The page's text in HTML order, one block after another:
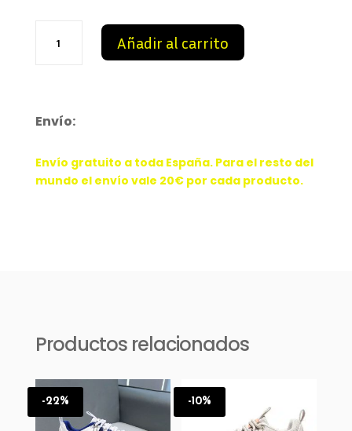
99,99 €.89,99 €.
Baillely
Añadir al carrito
Envío:
Envío gratuito a toda España. Para el resto del
mundo el envío vale 20€ por cada producto.
Productos relacionados
-22% -10%